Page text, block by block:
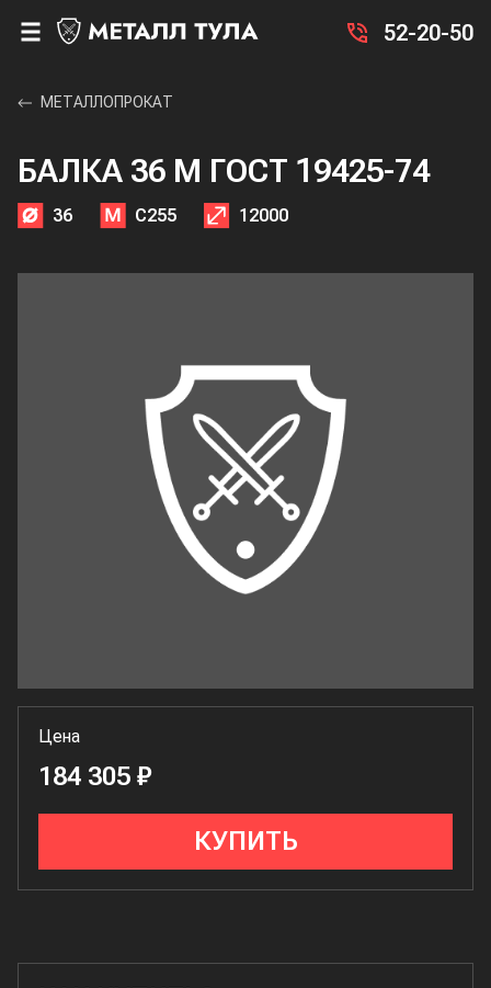
52-20-50
МЕТАЛЛОПРОКАТ
БАЛКА 36 М ГОСТ 19425-74
36 С255 12000
Цена
184 305 ₽
КУПИТЬ